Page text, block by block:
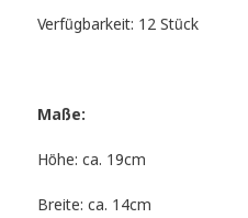
Verfügbarkeit: 12 Stück
Maße:
Höhe: ca. 19cm
Breite: ca. 14cm